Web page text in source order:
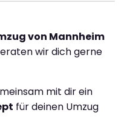
von Mannheim
wir dich gerne
mit dir ein
für deinen Umzug